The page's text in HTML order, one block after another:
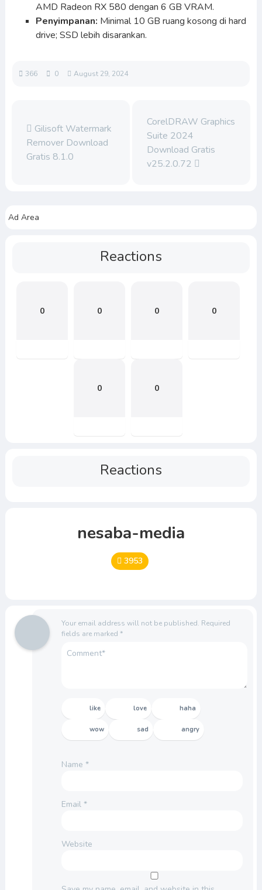
AMD Radeon RX 580 dengan 6 GB VRAM.
Penyimpanan: Minimal 10 GB ruang kosong di hard
drive; SSD lebih disarankan.
366 0 August 29, 2024
Gilisoft Watermark
Remover Download
Gratis 8.1.0
CorelDRAW Graphics
Suite 2024
Download Gratis
v25.2.0.72
Ad Area
Reactions
0 0 0 0
0 0
Reactions
nesaba-media
3953
Your email address will not be published. Required
fields are marked *
like love haha
wow sad angry
Name *
Email *
Website